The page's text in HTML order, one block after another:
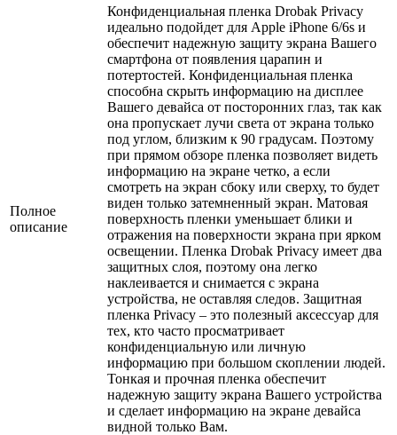
Полное
описание
Конфиденциальная пленка Drobak Privacy
идеально подойдет для Apple iPhone 6/6s и
обеспечит надежную защиту экрана Вашего
смартфона от появления царапин и
потертостей. Конфиденциальная пленка
способна скрыть информацию на дисплее
Вашего девайса от посторонних глаз, так как
она пропускает лучи света от экрана только
под углом, близким к 90 градусам. Поэтому
при прямом обзоре пленка позволяет видеть
информацию на экране четко, а если
смотреть на экран сбоку или сверху, то будет
виден только затемненный экран. Матовая
поверхность пленки уменьшает блики и
отражения на поверхности экрана при ярком
освещении. Пленка Drobak Privacy имеет два
защитных слоя, поэтому она легко
наклеивается и снимается с экрана
устройства, не оставляя следов. Защитная
пленка Privacy – это полезный аксессуар для
тех, кто часто просматривает
конфиденциальную или личную
информацию при большом скоплении людей.
Тонкая и прочная пленка обеспечит
надежную защиту экрана Вашего устройства
и сделает информацию на экране девайса
видной только Вам.